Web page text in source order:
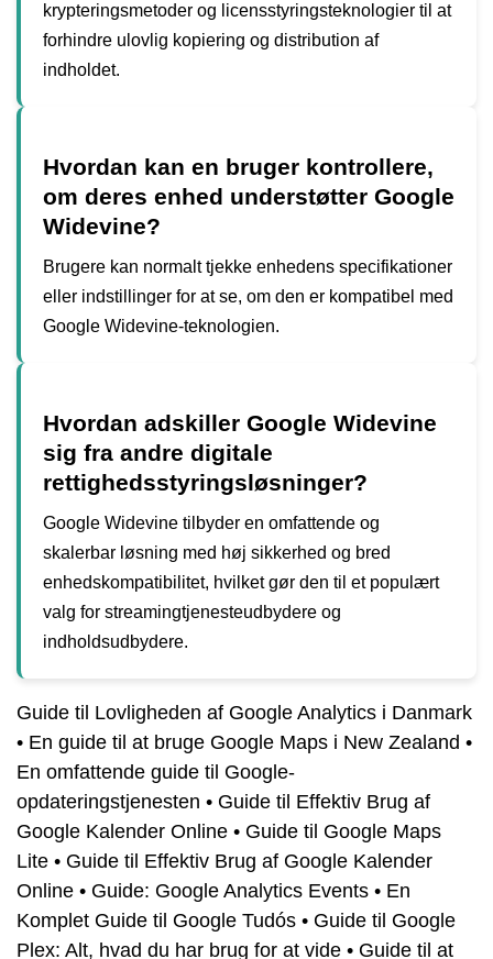
krypteringsmetoder og licensstyringsteknologier til at
forhindre ulovlig kopiering og distribution af
indholdet.
Hvordan kan en bruger kontrollere,
om deres enhed understøtter Google
Widevine?
Brugere kan normalt tjekke enhedens specifikationer
eller indstillinger for at se, om den er kompatibel med
Google Widevine-teknologien.
Hvordan adskiller Google Widevine
sig fra andre digitale
rettighedsstyringsløsninger?
Google Widevine tilbyder en omfattende og
skalerbar løsning med høj sikkerhed og bred
enhedskompatibilitet, hvilket gør den til et populært
valg for streamingtjenesteudbydere og
indholdsudbydere.
Guide til Lovligheden af Google Analytics i Danmark
• En guide til at bruge Google Maps i New Zealand •
En omfattende guide til Google-
opdateringstjenesten • Guide til Effektiv Brug af
Google Kalender Online • Guide til Google Maps
Lite • Guide til Effektiv Brug af Google Kalender
Online • Guide: Google Analytics Events • En
Komplet Guide til Google Tudós • Guide til Google
Plex: Alt, hvad du har brug for at vide • Guide til at